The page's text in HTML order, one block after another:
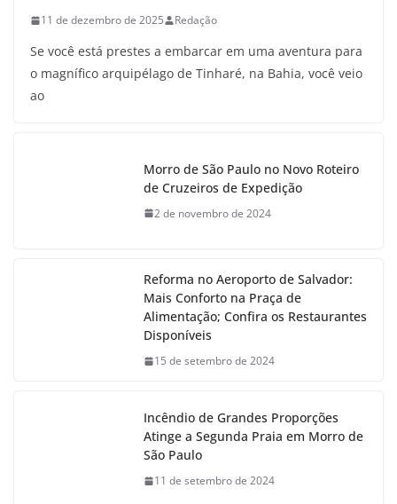
11 de dezembro de 2025 Redação
Se você está prestes a embarcar em uma aventura para
o magnífico arquipélago de Tinharé, na Bahia, você veio
ao
Morro de São Paulo no Novo Roteiro
de Cruzeiros de Expedição
2 de novembro de 2024
Reforma no Aeroporto de Salvador:
Mais Conforto na Praça de
Alimentação; Confira os Restaurantes
Disponíveis
15 de setembro de 2024
Incêndio de Grandes Proporções
Atinge a Segunda Praia em Morro de
São Paulo
11 de setembro de 2024